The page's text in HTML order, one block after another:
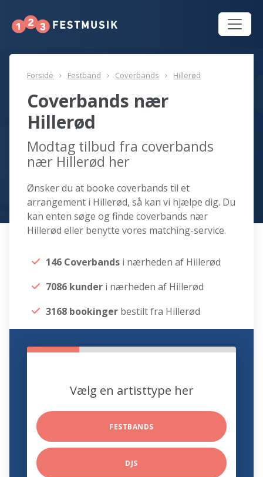
Forside Festband Coverbands Hillerød
Coverbands nær
Hillerød
Modtag tilbud fra coverbands
nær Hillerød her
Ønsker du at booke coverbands til et
arrangement i Hillerød, så kan vi hjælpe dig. Du
kan enten søge og finde coverbands nær
Hillerød eller benytte vores matching-service.
146 Coverbands i nærheden af Hillerød
7086 kunder i nærheden af Hillerød
3168 bookinger bestilt fra Hillerød
Vælg en artisttype her
FESTBANDS
DJS